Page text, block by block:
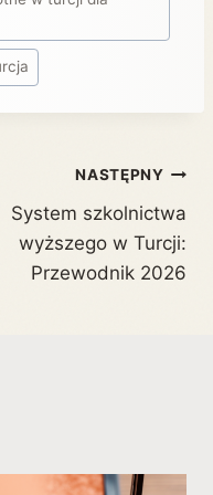
NASTĘPNY
System szkolnictwa
wyższego w Turcji:
Przewodnik 2026